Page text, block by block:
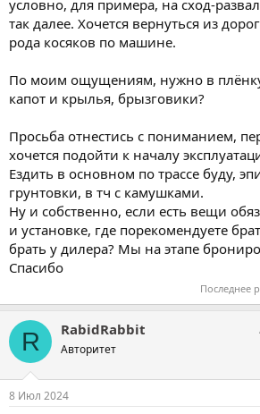
условно, для примера, на сход-
так далее. Хочется вернуться из
рода косяков по машине.
По моим ощущениям, нужно в плёнку
капот и крылья, брызговики?
Просьба отнестись с пониманием,
хочется подойти к началу
Ездить в основном по трассе буду,
грунтовки, в тч с камушками.
Ну и собственно, если есть вещи
и установке, где порекомендуете
брать у дилера? Мы на этапе
Спасибо
Последнее
R RabidRabbit
Авторитет
8 Июл 2024